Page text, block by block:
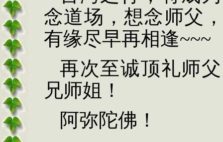
念道场，想念师父
有缘尽早再相逢~~~
再次至诚顶礼师
兄师姐！
阿弥陀佛！